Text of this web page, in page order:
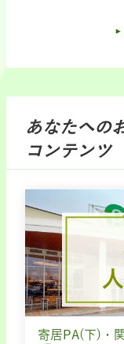
あなたへの
コンテンツ
寄居PA(下)・